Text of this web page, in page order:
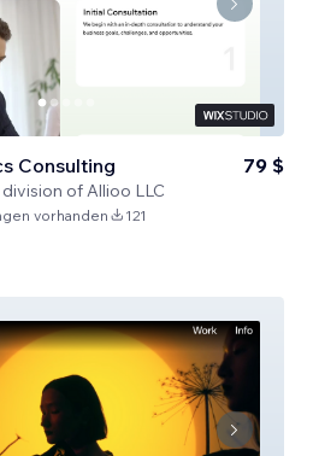
Consulting
of Allioo LLC
79 $
vorhanden 121